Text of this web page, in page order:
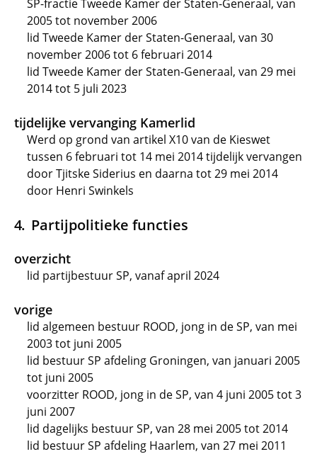
SP-fractie Tweede Kamer der Staten-Generaal, van
2005 tot november 2006
lid Tweede Kamer der Staten-Generaal, van 30
november 2006 tot 6 februari 2014
lid Tweede Kamer der Staten-Generaal, van 29 mei
2014 tot 5 juli 2023
tijdelijke vervanging Kamerlid
Werd op grond van artikel X10 van de Kieswet
tussen 6 februari tot 14 mei 2014 tijdelijk vervangen
door Tjitske Siderius en daarna tot 29 mei 2014
door Henri Swinkels
Partijpolitieke functies
overzicht
lid partijbestuur SP, vanaf april 2024
vorige
lid algemeen bestuur ROOD, jong in de SP, van mei
2003 tot juni 2005
lid bestuur SP afdeling Groningen, van januari 2005
tot juni 2005
voorzitter ROOD, jong in de SP, van 4 juni 2005 tot 3
juni 2007
lid dagelijks bestuur SP, van 28 mei 2005 tot 2014
lid bestuur SP afdeling Haarlem, van 27 mei 2011